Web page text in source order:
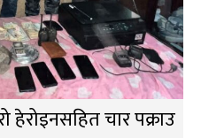
हेरोइनसहित चार पक्राउ